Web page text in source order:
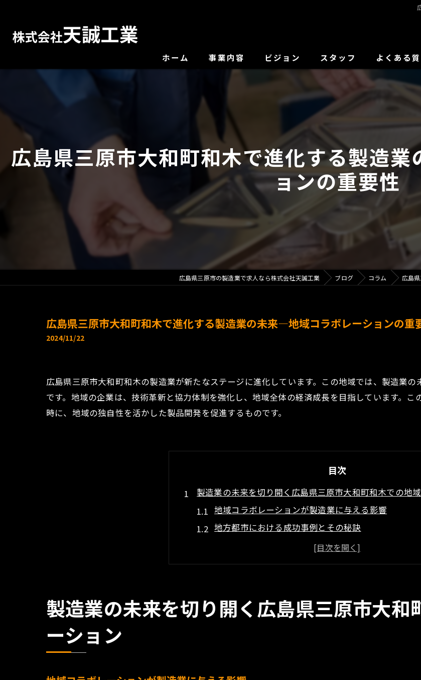
ホーム 事業内容 ビジョン スタッフ よくある
広島県三原市大和町和木で進化する製造
ョンの重要性
広島県三原市の製造業で求人なら株式会社天誠工業 ブログ コラム 広島
広島県三原市大和町和木で進化する製造業の未来—地域コラボレーションの重
2024/11/22
広島県三原市大和町和木の製造業が新たなステージに進化しています。この地域では、製造業
です。地域の企業は、技術革新と協力体制を強化し、地域全体の経済成長を目指しています。
時に、地域の独自性を活かした製品開発を促進するものです。
目次
製造業の未来を切り開く広島県三原市大和町和木での地
地域コラボレーションが製造業に与える影響
地方都市における成功事例とその秘訣
製造業の未来を見据えた地域連携の重要性
三原市での地域協力がもたらす経済効果
持続可能な成長を目指す広島県の製造業
地域独自の技術革新で進化する広島県三原市大和町和木
製造業の未来を切り開く広島県三原市大和
ーション